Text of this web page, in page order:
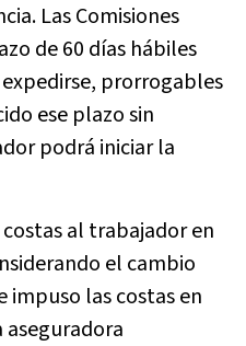
Las Comisiones
de 60 días hábiles
prorrogables
ese plazo sin
podrá iniciar la
al trabajador en
el cambio
impuso las costas en
aseguradora